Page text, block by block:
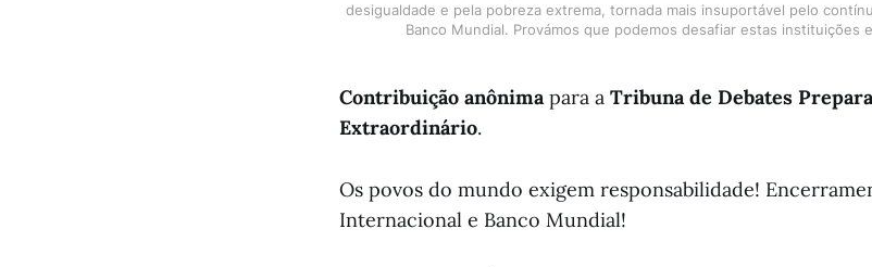
desigualdade e pela pobreza extrema, tornada mais insuportável pelo
Banco Mundial. Provámos que podemos desafiar estas instituições
Contribuição anônimapara a Tribuna de Debates
Extraordinário.
Os povos do mundo exigem responsabilidade!
Internacional e Banco Mundial!